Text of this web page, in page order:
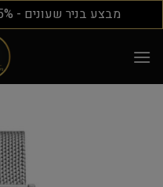
מבצע בניר שעונים - 15% הנחה עד סוף אפריל!